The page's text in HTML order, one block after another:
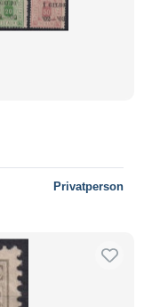
Privatperson